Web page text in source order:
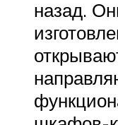
назад.